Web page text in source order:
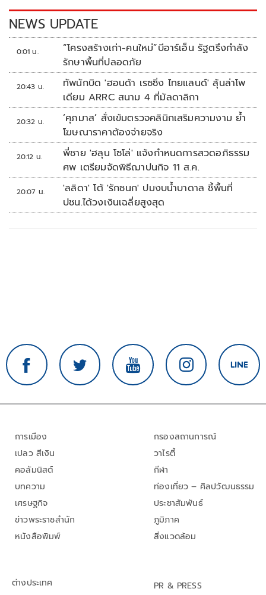
k k
NEWS UPDATE
0:01 น.
“โครงสร้างเก่า-คนใหม่”บีอาร์เอ็น รัฐตรึงกำลัง
รักษาพื้นที่ปลอดภัย
20:43 น.
ทัพนักบิด 'ฮอนด้า เรซซิ่ง ไทยแลนด์' ลุ้นล่าโพ
เดียม ARRC สนาม 4 ที่มัลดาลิกา
20:32 น.
‘ศุภมาส’ สั่งเข้มตรวจคลินิกเสริมความงาม ย้ำ
โฆษณาราคาต้องจ่ายจริง
20:12 น.
พี่ชาย 'ฮลุน โซโล่' แจ้งกำหนดการสวดอภิธรรม
ศพ เตรียมจัดพิธีฌาปนกิจ 11 ส.ค.
20:07 น.
'ลลิดา' โต้ 'รักชนก' ปมงบน้ำบาดาล ชี้พื้นที่
ปชน.ได้วงเงินเฉลี่ยสูงสุด
การเมือง
เปลว สีเงิน
คอลัมนิสต์
บทความ
เศรษฐกิจ
ข่าวพระราชสำนัก
หนังสือพิมพ์
กรองสถานการณ์
วาไรตี้
กีฬา
ท่องเที่ยว – ศิลปวัฒนธรรม
ประชาสัมพันธ์
ภูมิภาค
สิ่งแวดล้อม
ต่างประเทศ
PR & PRESS